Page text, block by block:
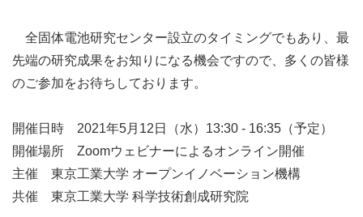
全固体電池研究センター設立のタイミングでもあり、最
先端の研究成果をお知りになる機会ですので、多くの皆様
のご参加をお待ちしております。
開催日時 2021年5月12日（水）13:30 - 16:35（予定）
開催場所 Zoomウェビナーによるオンライン開催
主催 東京工業大学 オープンイノベーション機構
共催 東京工業大学 科学技術創成研究院